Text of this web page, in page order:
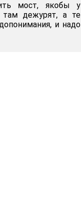
мост, якобы у
там дежурят, а те
и надо